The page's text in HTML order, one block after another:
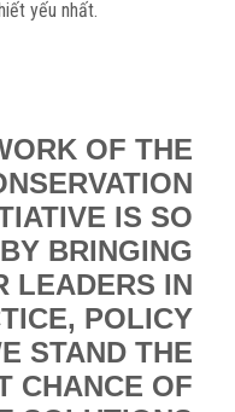
yếu nhất.
OF THE
IS SO
BRINGING
LEADERS IN
POLICY
STAND THE
CHANCE OF